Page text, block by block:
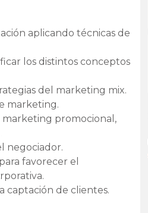
aplicando técnicas de
los distintos conceptos
del marketing mix.
marketing.
promocional,
negociador.
favorecer el
captación de clientes.